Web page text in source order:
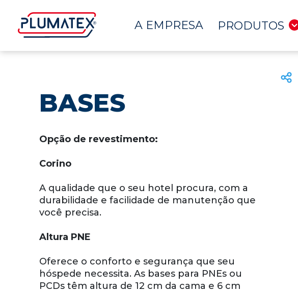
A EMPRESA PRODUTOS
BASES
Opção de revestimento:
Corino
A qualidade que o seu hotel procura, com a
durabilidade e facilidade de manutenção que
você precisa.
Altura PNE
Oferece o conforto e segurança que seu
hóspede necessita. As bases para PNEs ou
PCDs têm altura de 12 cm da cama e 6 cm